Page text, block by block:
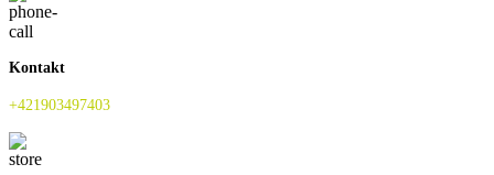
Kontakt
+421903497403